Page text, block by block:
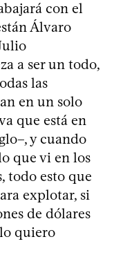
con el
Álvaro
a ser un todo,
las
en un solo
que está en
y cuando
que vi en los
todo esto que
explotar, si
de dólares
quiero